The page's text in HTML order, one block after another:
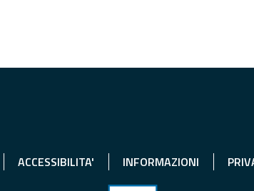
ACCESSIBILITA' INFORMAZIONI